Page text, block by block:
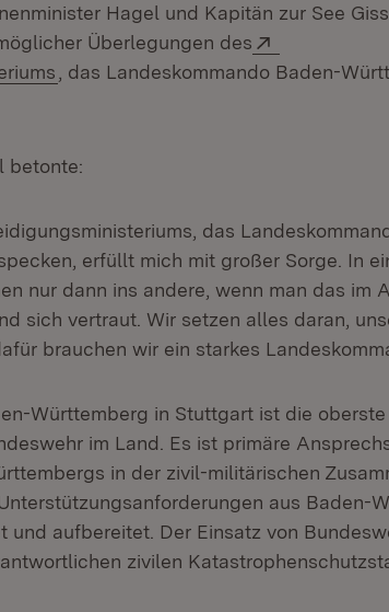
Hagel und Kapitän zur See
Überlegungen des
(Öffnet in neuem Fenster)
, das Landeskommando Baden-
betonte:
das
erfüllt mich mit großer Sorge. In
nur dann ins andere, wenn man das im
sich vertraut. Wir setzen alles daran,
brauchen wir ein starkes
Württemberg in Stuttgart ist die
im Land. Es ist primäre
in der zivil-militärischen
aus Baden-
und aufbereitet. Der Einsatz von
zivilen